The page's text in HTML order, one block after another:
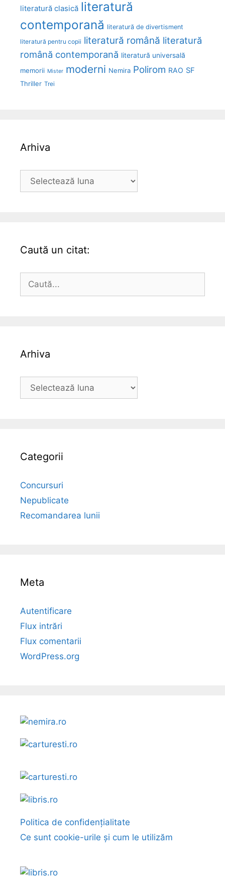
literatură clasică literatură
contemporană literatură de divertisment
literatură pentru copii literatură română literatură
română contemporană literatură universală
memorii Mister moderni Nemira Polirom RAO SF
Thriller Trei
Arhiva
Arhiva
Caută un citat:
după:
Arhiva
Arhiva
Categorii
Concursuri
Nepublicate
Recomandarea lunii
Meta
Autentificare
Flux intrări
Flux comentarii
WordPress.org
Politica de confidențialitate
Ce sunt cookie-urile și cum le utilizăm